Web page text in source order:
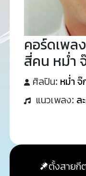
คอร์ดเพลง
สี่คน หม่ำ
ศิลปิน: หม่ำ จ๊
แนวเพลง: ล
ตั้งสายกี